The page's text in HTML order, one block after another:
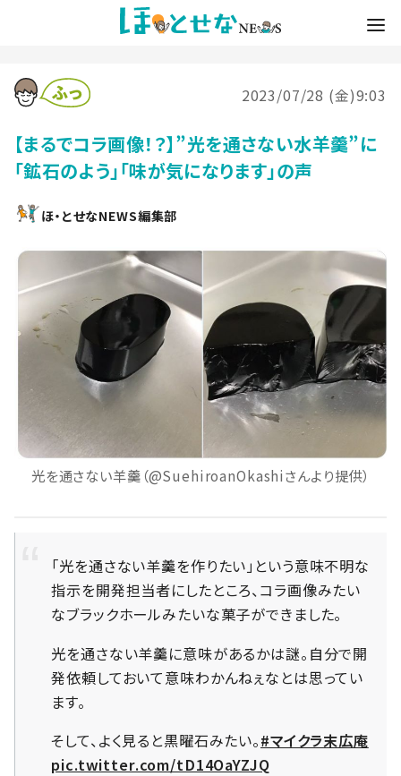
2023/07/28 (金)9:03
【まるでコラ画像！？】”光を通さない水羊羹”に
「鉱石のよう」「味が気になります」の声
ほ・とせなNEWS編集部
光を通さない羊羹（@SuehiroanOkashiさんより提供）
「光を通さない羊羹を作りたい」という意味不明な
指示を開発担当者にしたところ、コラ画像みたい
なブラックホールみたいな菓子ができました。
光を通さない羊羹に意味があるかは謎。自分で開
発依頼しておいて意味わかんねぇなとは思ってい
ます。
そして、よく見ると黒曜石みたい。#マイクラ末広庵
pic.twitter.com/tD14OaYZJQ